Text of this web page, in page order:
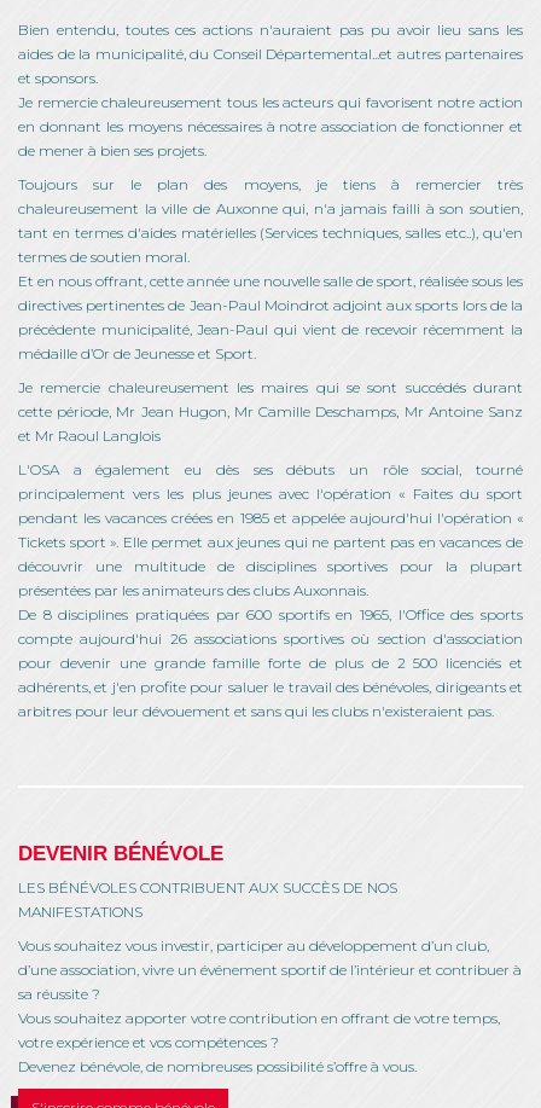
Bien entendu, toutes ces actions n'auraient pas pu avoir lieu sans les
aides de la municipalité, du Conseil Départemental...et autres partenaires
et sponsors.
Je remercie chaleureusement tous les acteurs qui favorisent notre action
en donnant les moyens nécessaires à notre association de fonctionner et
de mener à bien ses projets.
Toujours sur le plan des moyens, je tiens à remercier très
chaleureusement la ville de Auxonne qui, n'a jamais failli à son soutien,
tant en termes d'aides matérielles (Services techniques, salles etc..), qu'en
termes de soutien moral.
Et en nous offrant, cette année une nouvelle salle de sport, réalisée sous les
directives pertinentes de Jean-Paul Moindrot adjoint aux sports lors de la
précédente municipalité, Jean-Paul qui vient de recevoir récemment la
médaille d’Or de Jeunesse et Sport.
Je remercie chaleureusement les maires qui se sont succédés durant
cette période, Mr Jean Hugon, Mr Camille Deschamps, Mr Antoine Sanz
et Mr Raoul Langlois
L'OSA a également eu dès ses débuts un rôle social, tourné
principalement vers les plus jeunes avec l'opération « Faites du sport
pendant les vacances créées en 1985 et appelée aujourd'hui l'opération «
Tickets sport ». Elle permet aux jeunes qui ne partent pas en vacances de
découvrir une multitude de disciplines sportives pour la plupart
présentées par les animateurs des clubs Auxonnais.
De 8 disciplines pratiquées par 600 sportifs en 1965, l'Office des sports
compte aujourd'hui 26 associations sportives où section d'association
pour devenir une grande famille forte de plus de 2 500 licenciés et
adhérents, et j'en profite pour saluer le travail des bénévoles, dirigeants et
arbitres pour leur dévouement et sans qui les clubs n'existeraient pas.
DEVENIR BÉNÉVOLE
LES BÉNÉVOLES CONTRIBUENT AUX SUCCÈS DE NOS
MANIFESTATIONS
Vous souhaitez vous investir, participer au développement d’un club,
d’une association, vivre un événement sportif de l’intérieur et contribuer à
sa réussite ?
Vous souhaitez apporter votre contribution en offrant de votre temps,
votre expérience et vos compétences ?
Devenez bénévole, de nombreuses possibilité s’offre à vous.